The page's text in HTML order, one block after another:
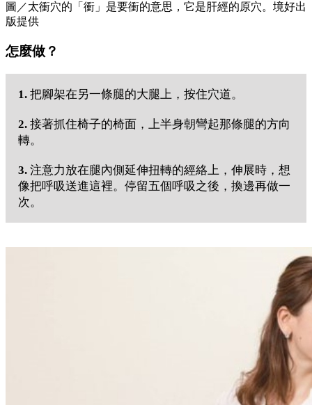
圖／太衝穴的「衝」是要衝的意思，它是肝經的原穴。境好出
版提供
怎麼做？
1. 把腳架在另一條腿的大腿上，按住穴道。
2. 接著抓住椅子的椅面，上半身朝彎起那條腿的方向
轉。
3. 注意力放在腿內側延伸扭轉的經絡上，伸展時，想
像把呼吸送進這裡。停留五個呼吸之後，換邊再做一
次。